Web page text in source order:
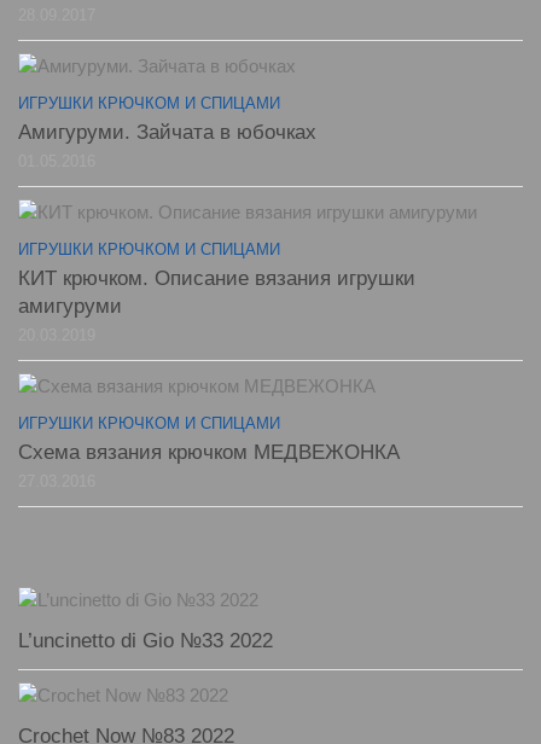
ИГРУШКИ КРЮЧКОМ И СПИЦАМИ
Амигуруми. Зайчата в юбочках
ИГРУШКИ КРЮЧКОМ И СПИЦАМИ
КИТ крючком. Описание вязания игрушки
амигуруми
ИГРУШКИ КРЮЧКОМ И СПИЦАМИ
Схема вязания крючком МЕДВЕЖОНКА
L’uncinetto di Gio №33 2022
Crochet Now №83 2022